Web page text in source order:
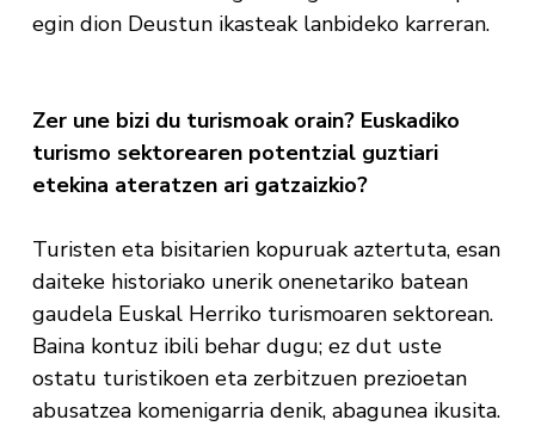
egin dion Deustun ikasteak lanbideko karreran.
Zer une bizi du turismoak orain? Euskadiko
turismo sektorearen potentzial guztiari
etekina ateratzen ari gatzaizkio?
Turisten eta bisitarien kopuruak aztertuta, esan
daiteke historiako unerik onenetariko batean
gaudela Euskal Herriko turismoaren sektorean.
Baina kontuz ibili behar dugu; ez dut uste
ostatu turistikoen eta zerbitzuen prezioetan
abusatzea komenigarria denik, abagunea ikusita.